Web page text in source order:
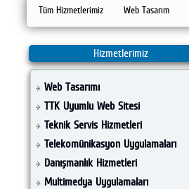
Tüm Hizmetlerimiz Web Tasarım
Hizmetlerimiz
Web Tasarımı
TTK Uyumlu Web Sitesi
Teknik Servis Hizmetleri
Telekomünikasyon Uygulamaları
Danışmanlık Hizmetleri
Multimedya Uygulamaları